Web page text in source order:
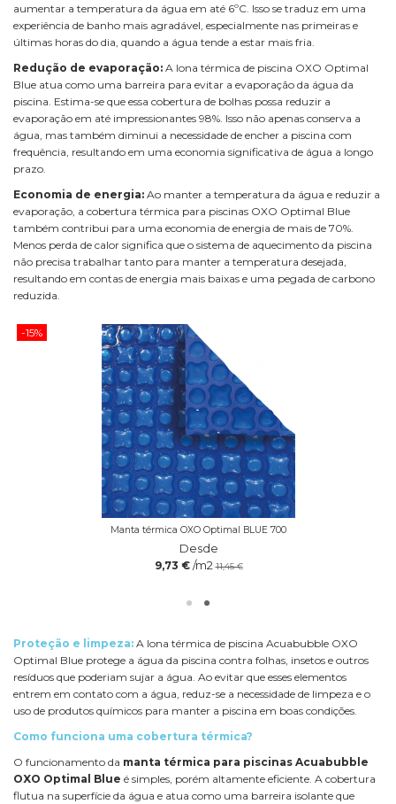
aumentar a temperatura da água em até 6ºC. Isso se traduz em uma
experiência de banho mais agradável, especialmente nas primeiras e
últimas horas do dia, quando a água tende a estar mais fria.
Redução de evaporação: A lona térmica de piscina OXO Optimal
Blue atua como uma barreira para evitar a evaporação da água da
piscina. Estima-se que essa cobertura de bolhas possa reduzir a
evaporação em até impressionantes 98%. Isso não apenas conserva a
água, mas também diminui a necessidade de encher a piscina com
frequência, resultando em uma economia significativa de água a longo
prazo.
Economia de energia: Ao manter a temperatura da água e reduzir a
evaporação, a cobertura térmica para piscinas OXO Optimal Blue
também contribui para uma economia de energia de mais de 70%.
Menos perda de calor significa que o sistema de aquecimento da piscina
não precisa trabalhar tanto para manter a temperatura desejada,
resultando em contas de energia mais baixas e uma pegada de carbono
reduzida.
-15%
Manta térmica OXO Optimal BLUE 700
Desde
9,73 € /m2 11,45 €
Proteção e limpeza: A lona térmica de piscina Acuabubble OXO
Optimal Blue protege a água da piscina contra folhas, insetos e outros
resíduos que poderiam sujar a água. Ao evitar que esses elementos
entrem em contato com a água, reduz-se a necessidade de limpeza e o
uso de produtos químicos para manter a piscina em boas condições.
Como funciona uma cobertura térmica?
O funcionamento da manta térmica para piscinas Acuabubble
OXO Optimal Blue é simples, porém altamente eficiente. A cobertura
flutua na superfície da água e atua como uma barreira isolante que